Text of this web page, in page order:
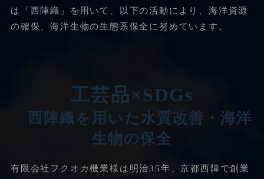
は「西陣織」を用いて、以下の活動により、海洋資源
の確保、海洋生物の生態系保全に努めています。
工芸品×SDGs
西陣織を用いた水質改善・海洋
生物の保全
有限会社フクオカ機業様は明治35年、京都西陣で創業